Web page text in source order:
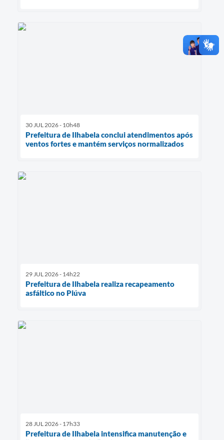
30 JUL 2026 - 10h48
Prefeitura de Ilhabela conclui atendimentos após
ventos fortes e mantém serviços normalizados
29 JUL 2026 - 14h22
Prefeitura de Ilhabela realiza recapeamento
asfáltico no Piúva
28 JUL 2026 - 17h33
Prefeitura de Ilhabela intensifica manutenção e